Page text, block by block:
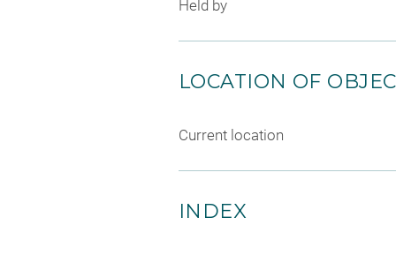
Held by
LOCATION OF
Current location
INDEX